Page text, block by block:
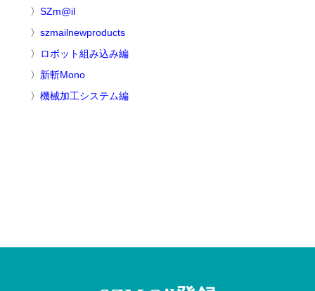
SZm@il
szmailnewproducts
ロボット組み込み編
新斬Mono
機械加工システム編